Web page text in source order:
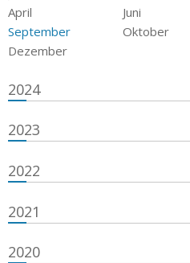
April
Juni
September
Oktober
Dezember
2024
2023
2022
2021
2020